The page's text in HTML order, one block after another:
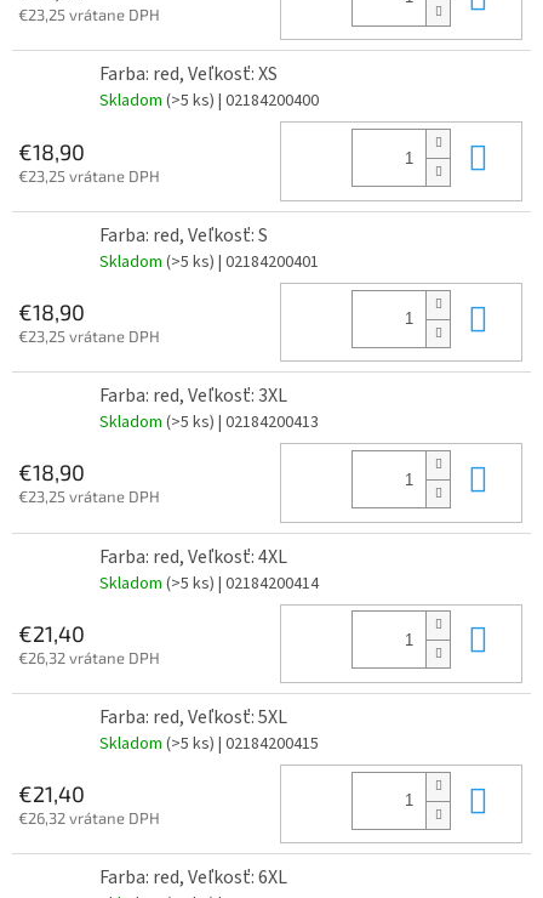
€23,25 vrátane DPH
Farba: red, Veľkosť: XS
Skladom (>5 ks) | 02184200400
€18,90
€23,25 vrátane DPH
Farba: red, Veľkosť: S
Skladom (>5 ks) | 02184200401
€18,90
€23,25 vrátane DPH
Farba: red, Veľkosť: 3XL
Skladom (>5 ks) | 02184200413
€18,90
€23,25 vrátane DPH
Farba: red, Veľkosť: 4XL
Skladom (>5 ks) | 02184200414
€21,40
€26,32 vrátane DPH
Farba: red, Veľkosť: 5XL
Skladom (>5 ks) | 02184200415
€21,40
€26,32 vrátane DPH
Farba: red, Veľkosť: 6XL